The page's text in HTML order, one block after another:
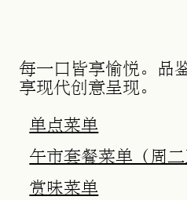
每一口皆享愉悦。品
享现代创意呈现。
单点菜单
午市套餐菜单（周二
赏味菜单